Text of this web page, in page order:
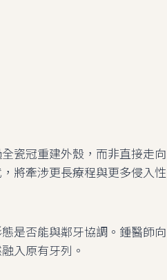
瓷冠重建外殼，而非直接走向
將牽涉更長療程與更多侵入性
是否能與鄰牙協調。鍾醫師向
入原有牙列。